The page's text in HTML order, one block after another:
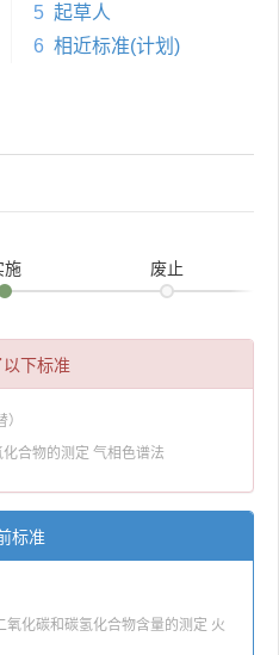
5 起草人
6 相近标准(计划)
施 废止
下标准
）
合物的测定 气相色谱法
标准
化碳和碳氢化合物含量的测定 火